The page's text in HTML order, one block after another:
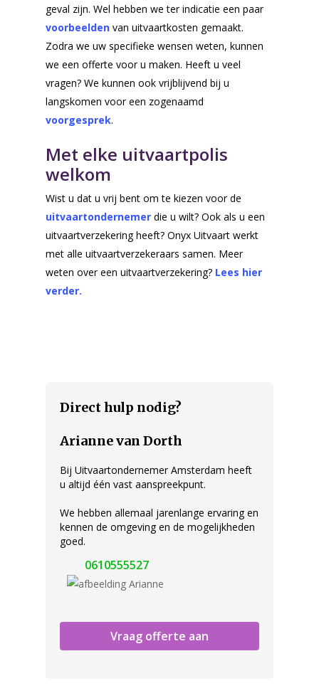
geval zijn. Wel hebben we ter indicatie een paar
voorbeelden van uitvaartkosten gemaakt.
Zodra we uw specifieke wensen weten, kunnen
we een offerte voor u maken. Heeft u veel
vragen? We kunnen ook vrijblijvend bij u
langskomen voor een zogenaamd
voorgesprek.
Met elke uitvaartpolis
welkom
Wist u dat u vrij bent om te kiezen voor de
uitvaartondernemer die u wilt? Ook als u een
uitvaartverzekering heeft? Onyx Uitvaart werkt
met alle uitvaartverzekeraars samen. Meer
weten over een uitvaartverzekering? Lees hier
verder.
Direct hulp nodig?
Arianne van Dorth
Bij Uitvaartondernemer Amsterdam heeft
u altijd één vast aanspreekpunt.
We hebben allemaal jarenlange ervaring en
kennen de omgeving en de mogelijkheden
goed.
0610555527
Vraag offerte aan
Voorgesprek
Wensenboekje
Uitvaart regelen
Overlijden melden
uitvaart
Checklist
Onze nazorg
Asbestemming of
grafmonument